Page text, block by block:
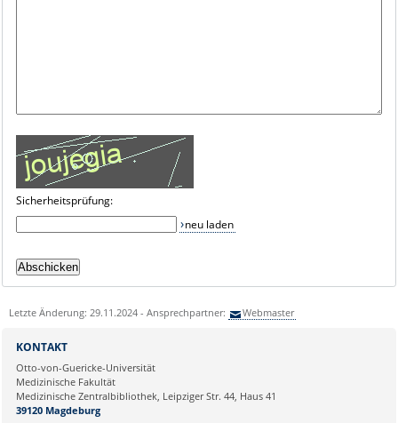
Sicherheitsprüfung:
neu laden
Letzte Änderung: 29.11.2024 - Ansprechpartner: Webmaster
KONTAKT
Otto-von-Guericke-Universität
Medizinische Fakultät
Medizinische Zentralbibliothek, Leipziger Str. 44, Haus 41
39120 Magdeburg